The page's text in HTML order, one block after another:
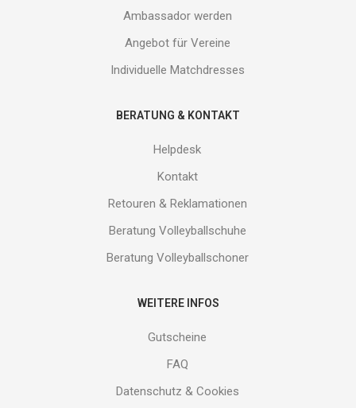
Ambassador werden
Angebot für Vereine
Individuelle Matchdresses
BERATUNG & KONTAKT
Helpdesk
Kontakt
Retouren & Reklamationen
Beratung Volleyballschuhe
Beratung Volleyballschoner
WEITERE INFOS
Gutscheine
FAQ
Datenschutz & Cookies